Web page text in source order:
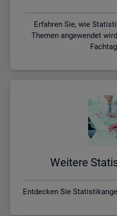
Erfahren Sie, wie
Themen angewendet
Wei­te­re
Entdecken Sie